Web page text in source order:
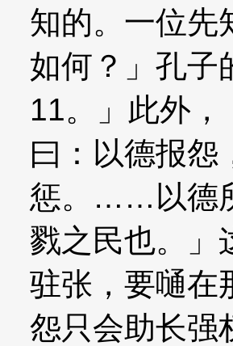
知的。一位先
如何？」孔子
11。」此外
曰：以德报怨
惩。……以德
戮之民也。」
驻张，要嗵在
怨只会助长强